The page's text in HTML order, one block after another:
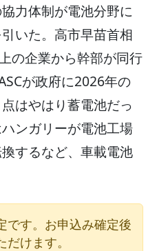
力体制が電池分野に
いた。高市早苗首相
の企業から幹部が同行
が政府に2026年の
はやはり蓄電池だっ
ンガリーが電池工場
するなど、車載電池
です。お申込み確定後
けます。